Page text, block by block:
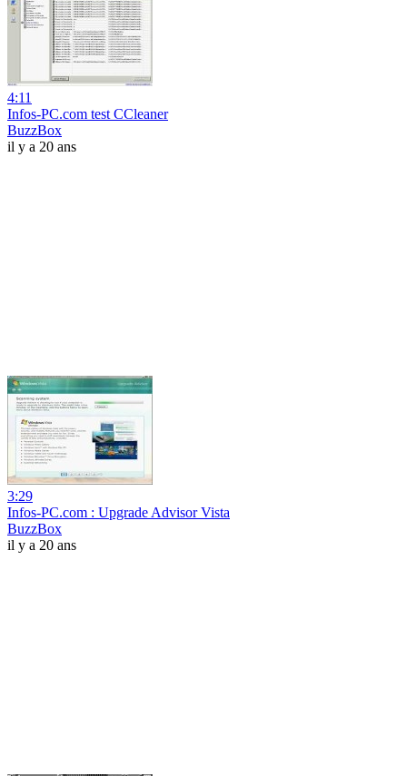
4:11
Infos-PC.com test CCleaner
BuzzBox
il y a 20 ans
3:29
Infos-PC.com : Upgrade Advisor Vista
BuzzBox
il y a 20 ans